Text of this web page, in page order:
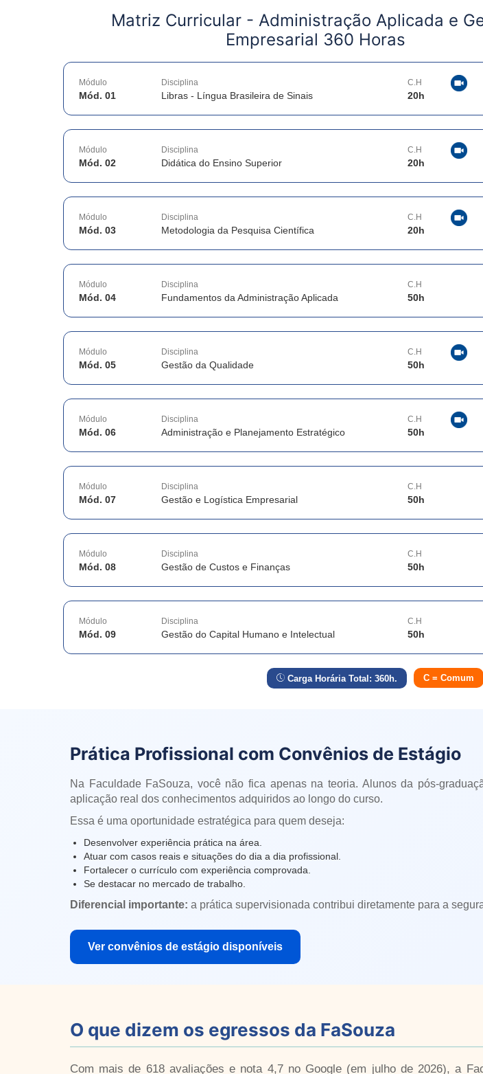
Matriz Curricular - Administração Aplicada e
Empresarial 360 Horas
Módulo
Mód. 01
Disciplina
Libras - Língua Brasileira de Sinais
C.H
20h
Módulo
Mód. 02
Disciplina
Didática do Ensino Superior
C.H
20h
Módulo
Mód. 03
Disciplina
Metodologia da Pesquisa Científica
C.H
20h
Módulo
Mód. 04
Disciplina
Fundamentos da Administração Aplicada
C.H
50h
Módulo
Mód. 05
Disciplina
Gestão da Qualidade
C.H
50h
Módulo
Mód. 06
Disciplina
Administração e Planejamento Estratégico
C.H
50h
Módulo
Mód. 07
Disciplina
Gestão e Logística Empresarial
C.H
50h
Módulo
Mód. 08
Disciplina
Gestão de Custos e Finanças
C.H
50h
Módulo
Mód. 09
Disciplina
Gestão do Capital Humano e Intelectual
C.H
50h
Carga Horária Total: 360h. C = Comum
Prática Profissional com Convênios de Estágio
Na Faculdade FaSouza, você não fica apenas na teoria. Alunos da pós-
aplicação real dos conhecimentos adquiridos ao longo do curso.
Essa é uma oportunidade estratégica para quem deseja:
Desenvolver experiência prática na área.
Atuar com casos reais e situações do dia a dia profissional.
Fortalecer o currículo com experiência comprovada.
Se destacar no mercado de trabalho.
Diferencial importante: a prática supervisionada contribui diretamente para a
Ver convênios de estágio disponíveis
O que dizem os egressos da FaSouza
Com mais de 618 avaliações e nota 4,7 no Google (em julho de 2026), a